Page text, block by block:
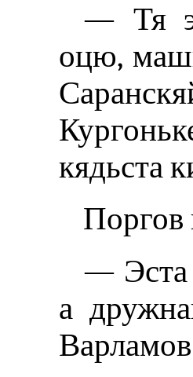
— Тя
оцю,
кядьста
Поргов
— Эста
а